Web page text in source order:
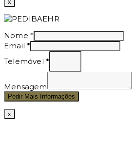
x
Nome *
Email*
Telemóvel *
Mensagem
Pedir Mais Informações
x